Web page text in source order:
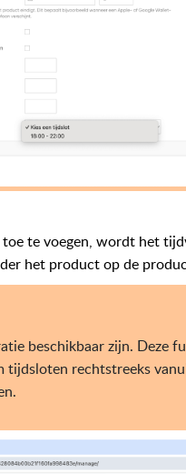
te voegen, wordt het
het product op de
beschikbaar zijn. Deze
tijdsloten rechtstreeks